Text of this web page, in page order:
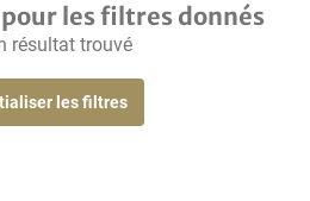
les filtres donnés
résultat trouvé
les filtres